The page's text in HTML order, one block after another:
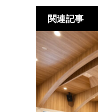
関連記事